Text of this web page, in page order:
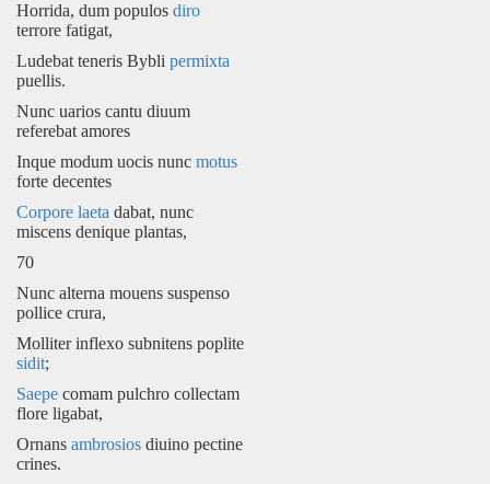
Horrida, dum populos diro
terrore fatigat,
Ludebat teneris Bybli permixta
puellis.
Nunc uarios cantu diuum
referebat amores
Inque modum uocis nunc motus
forte decentes
Corpore laeta dabat, nunc
miscens denique plantas,
70
Nunc alterna mouens suspenso
pollice crura,
Molliter inflexo subnitens poplite
sidit;
Saepe comam pulchro collectam
flore ligabat,
Ornans ambrosios diuino pectine
crines.